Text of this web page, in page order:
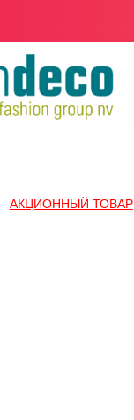
АКЦИОННЫЙ ТОВАР